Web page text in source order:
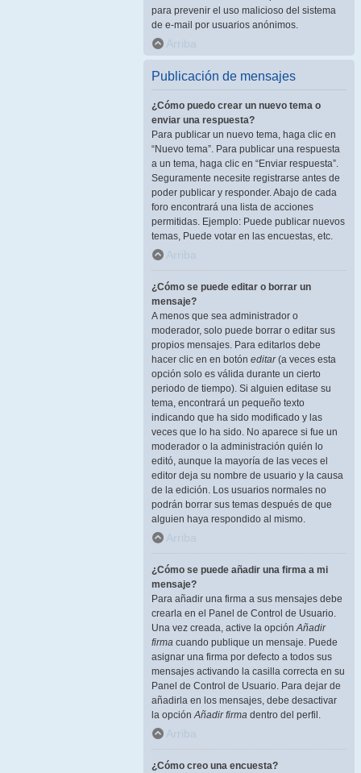
para prevenir el uso malicioso del sistema
de e-mail por usuarios anónimos.
Arriba
Publicación de mensajes
¿Cómo puedo crear un nuevo tema o
enviar una respuesta?
Para publicar un nuevo tema, haga clic en
“Nuevo tema”. Para publicar una respuesta
a un tema, haga clic en “Enviar respuesta”.
Seguramente necesite registrarse antes de
poder publicar y responder. Abajo de cada
foro encontrará una lista de acciones
permitidas. Ejemplo: Puede publicar nuevos
temas, Puede votar en las encuestas, etc.
Arriba
¿Cómo se puede editar o borrar un
mensaje?
A menos que sea administrador o
moderador, solo puede borrar o editar sus
propios mensajes. Para editarlos debe
hacer clic en en botón editar(a veces esta
opción solo es válida durante un cierto
periodo de tiempo). Si alguien editase su
tema, encontrará un pequeño texto
indicando que ha sido modificado y las
veces que lo ha sido. No aparece si fue un
moderador o la administración quién lo
editó, aunque la mayoría de las veces el
editor deja su nombre de usuario y la causa
de la edición. Los usuarios normales no
podrán borrar sus temas después de que
alguien haya respondido al mismo.
Arriba
¿Cómo se puede añadir una firma a mi
mensaje?
Para añadir una firma a sus mensajes debe
crearla en el Panel de Control de Usuario.
Una vez creada, active la opciónAñadir
firma cuando publique un mensaje. Puede
asignar una firma por defecto a todos sus
mensajes activando la casilla correcta en su
Panel de Control de Usuario. Para dejar de
añadirla en los mensajes, debe desactivar
la opciónAñadir firma dentro del perfil.
Arriba
¿Cómo creo una encuesta?